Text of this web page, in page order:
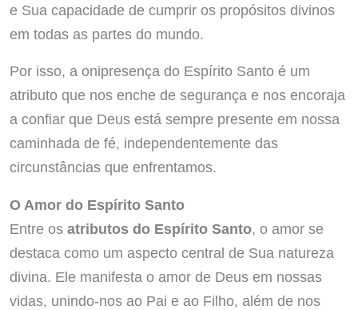
e Sua capacidade de cumprir os propósitos divinos
em todas as partes do mundo.
Por isso, a onipresença do Espírito Santo é um
atributo que nos enche de segurança e nos encoraja
a confiar que Deus está sempre presente em nossa
caminhada de fé, independentemente das
circunstâncias que enfrentamos.
O Amor do Espírito Santo
Entre os atributos do Espírito Santo, o amor se
destaca como um aspecto central de Sua natureza
divina. Ele manifesta o amor de Deus em nossas
vidas, unindo-nos ao Pai e ao Filho, além de nos